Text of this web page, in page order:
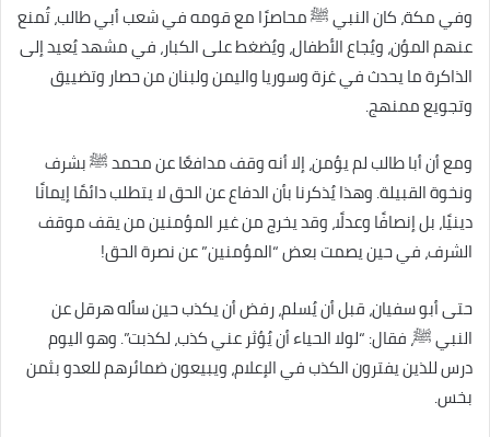
وفي مكة، كان النبي ﷺ محاصرًا مع قومه في شعب أبي طالب، تُمنع
عنهم المؤن، ويُجاع الأطفال، ويُضغط على الكبار، في مشهد يُعيد إلى
الذاكرة ما يحدث في غزة وسوريا واليمن ولبنان من حصار وتضييق
وتجويع ممنهج.
ومع أن أبا طالب لم يؤمن، إلا أنه وقف مدافعًا عن محمد ﷺ بشرف
ونخوة القبيلة. وهذا يُذكرنا بأن الدفاع عن الحق لا يتطلب دائمًا إيمانًا
دينيًا، بل إنصافًا وعدلًا، وقد يخرج من غير المؤمنين من يقف موقف
الشرف، في حين يصمت بعض “المؤمنين” عن نصرة الحق!
حتى أبو سفيان، قبل أن يُسلم، رفض أن يكذب حين سأله هرقل عن
النبي ﷺ، فقال: “لولا الحياء أن يُؤثر عني كذب، لكذبت”. وهو اليوم
درس للذين يفترون الكذب في الإعلام، ويبيعون ضمائرهم للعدو بثمن
بخس.